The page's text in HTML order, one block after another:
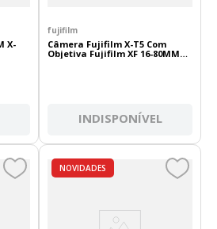
X-
fujifilm
Câmera Fujifilm X-T5 Com
Objetiva Fujifilm XF 16-80MM
F/4R OIS WR
INDISPONÍVEL
NOVIDADES